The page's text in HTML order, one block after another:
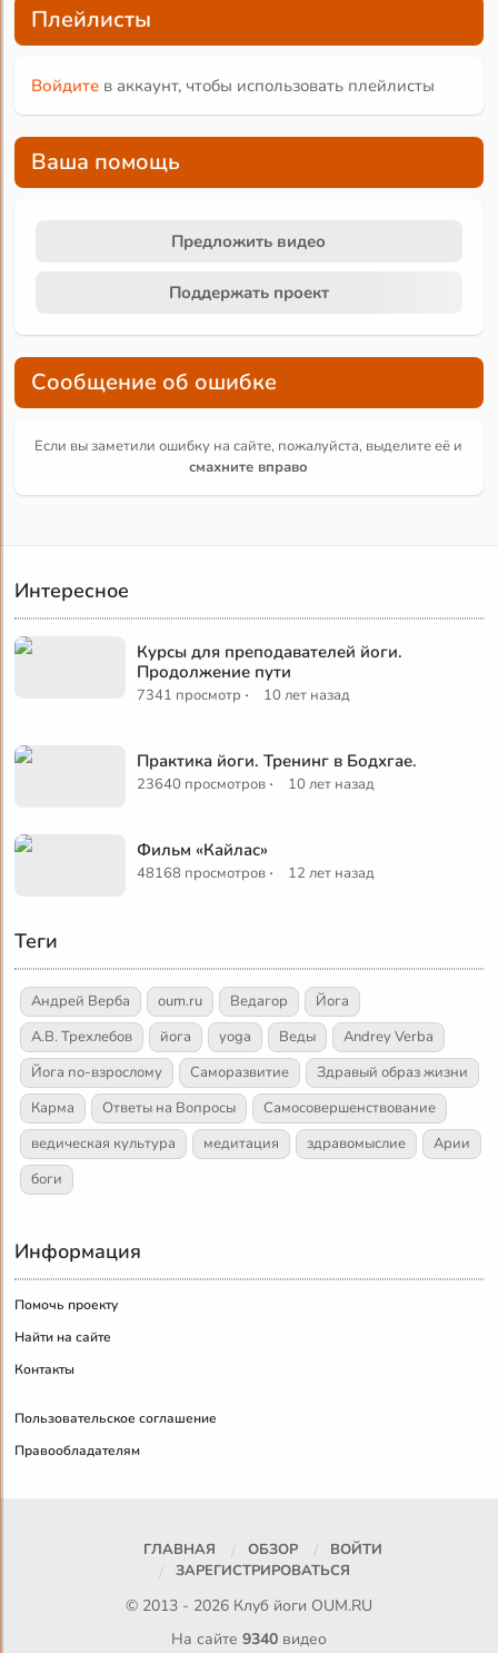
Плейлисты
Войдите в аккаунт, чтобы использовать плейлисты
Ваша помощь
Предложить видео
Поддержать проект
Сообщение об ошибке
Если вы заметили ошибку на сайте, пожалуйста, выделите её и
смахните вправо
Интересное
Курсы для преподавателей йоги.
Продолжение пути
7341 просмотр · 10 лет назад
Практика йоги. Тренинг в Бодхгае.
23640 просмотров · 10 лет назад
Фильм «Кайлас»
48168 просмотров · 12 лет назад
Теги
Андрей Верба oum.ru Ведагор
Йога
А.В. Трехлебов
йога yoga Веды
Andrey Verba
Йога по-взрослому
Саморазвитие
Здравый образ жизни
Карма
Ответы на Вопросы
Самосовершенствование
ведическая культура
медитация здравомыслие
Арии
боги
Информация
Помочь проекту
Найти на сайте
Контакты
Пользовательское соглашение
Правообладателям
ГЛАВНАЯ ОБЗОР
ВОЙТИ
ЗАРЕГИСТРИРОВАТЬСЯ
© 2013 - 2026 Клуб йоги OUM.RU
На сайте 9340видео